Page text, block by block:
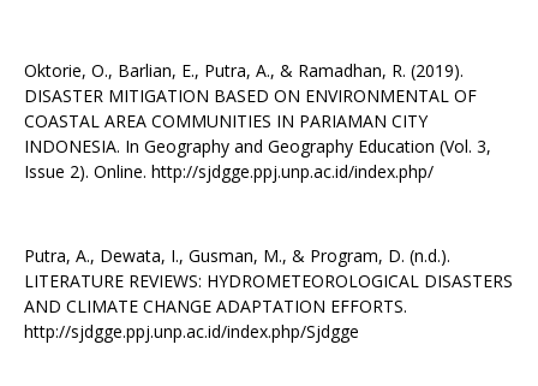
Oktorie, O., Barlian, E., Putra, A., & Ramadhan, R. (2019).
DISASTER MITIGATION BASED ON ENVIRONMENTAL OF
COASTAL AREA COMMUNITIES IN PARIAMAN CITY
INDONESIA. In Geography and Geography Education (Vol. 3,
Issue 2). Online. http://sjdgge.ppj.unp.ac.id/index.php/
Putra, A., Dewata, I., Gusman, M., & Program, D. (n.d.).
LITERATURE REVIEWS: HYDROMETEOROLOGICAL DISASTERS
AND CLIMATE CHANGE ADAPTATION EFFORTS.
http://sjdgge.ppj.unp.ac.id/index.php/Sjdgge